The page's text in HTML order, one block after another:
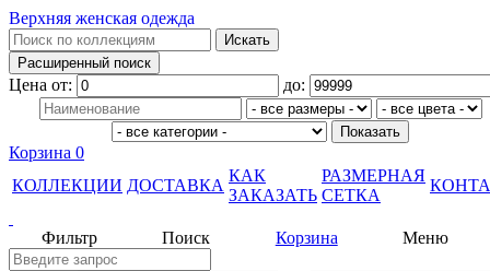
Верхняя женская одежда
Цена от: до:
Корзина 0
КОЛЛЕКЦИИ ДОСТАВКА
КАК
ЗАКАЗАТЬ
РАЗМЕРНАЯ
СЕТКА
Меню
Корзина
Поиск
Фильтр